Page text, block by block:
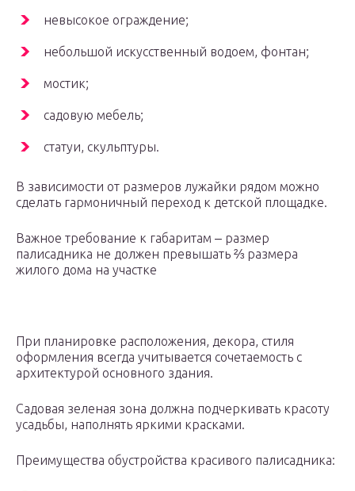
невысокое ограждение;
небольшой искусственный водоем, фонтан;
мостик;
садовую мебель;
статуи, скульптуры.
В зависимости от размеров лужайки рядом можно
сделать гармоничный переход к детской площадке.
Важное требование к габаритам ‒ размер
палисадника не должен превышать ⅔ размера
жилого дома на участке
При планировке расположения, декора, стиля
оформления всегда учитывается сочетаемость с
архитектурой основного здания.
Садовая зеленая зона должна подчеркивать красоту
усадьбы, наполнять яркими красками.
Преимущества обустройства красивого палисадника: